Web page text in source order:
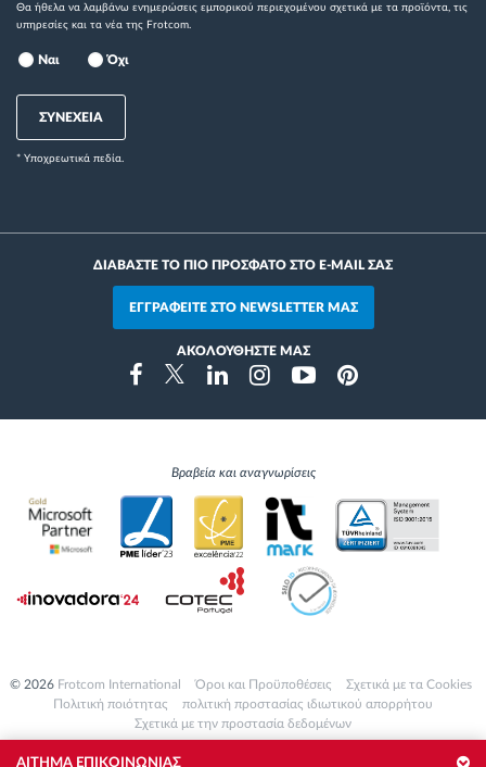
ΑΙΤΗΜΑ ΕΠΙΚΟΙΝΩΝΙΑΣ
Θα ήθελα να λαμβάνω ενημερώσεις εμπορικού περιεχομένου σχετικά με τα προϊόντα, τις
υπηρεσίες και τα νέα της Frotcom.
Ναι Όχι
ΣΥΝΕΧΕΙΑ
* Yποχρεωτικά πεδία.
ΔΙΑΒΑΣΤΕ ΤΟ ΠΙΟ ΠΡΟΣΦΑΤΟ ΣΤΟ E-MAIL ΣΑΣ
ΕΓΓΡΑΦΕΙΤΕ ΣΤΟ NEWSLETTER ΜΑΣ
ΑΚΟΛΟΥΘΗΣΤΕ ΜΑΣ
FacebookTwitterLinkedinInstragramYoutubePinterest
Βραβεία και αναγνωρίσεις
© 2026 Frotcom International Όροι και Προϋποθέσεις
Σχετικά με τα Cookies
Πολιτική ποιότητας
πολιτική προστασίας ιδιωτικού απορρήτου
Σχετικά με την προστασία δεδομένων